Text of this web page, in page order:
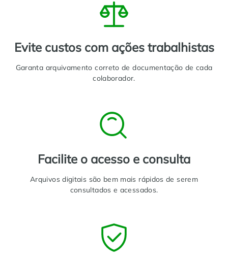
Evite custos com ações trabalhistas
Garanta arquivamento correto de documentação de cada
colaborador.
Facilite o acesso e consulta
Arquivos digitais são bem mais rápidos de serem
consultados e acessados.